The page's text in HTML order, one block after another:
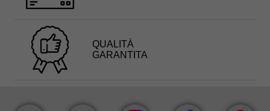
QUALITÀ
GARANTITA